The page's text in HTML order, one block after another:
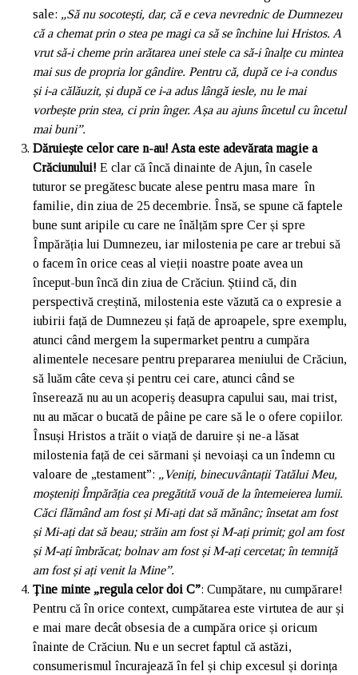
sale: „Să nu socotești, dar, că e ceva nevrednic de Dumnezeu
că a chemat prin o stea pe magi ca să se închine lui Hristos. A
vrut să-i cheme prin arătarea unei stele ca să-i înalțe cu mintea
mai sus de propria lor gândire. Pentru că, după ce i-a condus
și i-a călăuzit, și după ce i-a adus lângă iesle, nu le mai
vorbește prin stea, ci prin înger. Așa au ajuns încetul cu încetul
mai buni”.
Dăruiește celor care n-au! Asta este adevărata magie a
Crăciunului! E clar că încă dinainte de Ajun, în casele
tuturor se pregătesc bucate alese pentru masa mare în
familie, din ziua de 25 decembrie. Însă, se spune că faptele
bune sunt aripile cu care ne înălțăm spre Cer și spre
Împărăția lui Dumnezeu, iar milostenia pe care ar trebui să
o facem în orice ceas al vieții noastre poate avea un
început-bun încă din ziua de Crăciun. Știind că, din
perspectivă creștină, milostenia este văzută ca o expresie a
iubirii față de Dumnezeu și față de aproapele, spre exemplu,
atunci când mergem la supermarket pentru a cumpăra
alimentele necesare pentru prepararea meniului de Crăciun,
să luăm câte ceva și pentru cei care, atunci când se
înserează nu au un acoperiș deasupra capului sau, mai trist,
nu au măcar o bucată de pâine pe care să le o ofere copiilor.
Însuși Hristos a trăit o viață de daruire și ne-a lăsat
milostenia față de cei sărmani și nevoiași ca un îndemn cu
valoare de „testament”: „Veniți, binecuvântații Tatălui Meu,
moșteniți Împărăția cea pregătită vouă de la întemeierea lumii.
Căci flămând am fost și Mi-ați dat să mănânc; însetat am fost
și Mi-ați dat să beau; străin am fost și M-ați primit; gol am fost
și M-ați îmbrăcat; bolnav am fost și M-ați cercetat; în temniță
am fost și ați venit la Mine”.
Ține minte „regula celor doi C”: Cumpătare, nu cumpărare!
Pentru că în orice context, cumpătarea este virtutea de aur și
e mai mare decât obsesia de a cumpăra orice și oricum
înainte de Crăciun. Nu e un secret faptul că astăzi,
consumerismul încurajează în fel și chip excesul și dorința